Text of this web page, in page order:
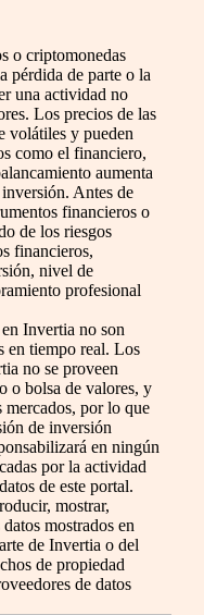
o criptomonedas
pérdida de parte o la
una actividad no
Los precios de las
volátiles y pueden
como el financiero,
aumenta
Antes de
financieros o
de los riesgos
financieros,
nivel de
profesional
Invertia no son
en tiempo real. Los
no se proveen
o bolsa de valores, y
por lo que
de inversión
en ningún
por la actividad
de este portal.
mostrar,
mostrados en
de Invertia o del
de propiedad
de datos